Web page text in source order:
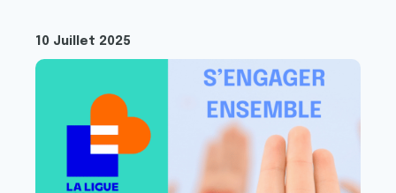
10 Juillet 2025